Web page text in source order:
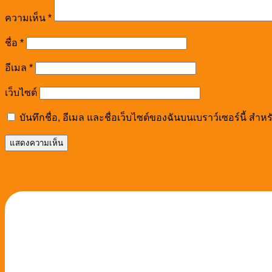
ความเห็น *
ชื่อ *
อีเมล *
เว็บไซต์
บันทึกชื่อ, อีเมล และชื่อเว็บไซต์ของฉันบนเบราว์เซอร์นี้ สำห